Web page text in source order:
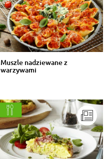
Muszle nadziewane z
warzywami